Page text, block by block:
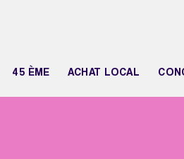
45 ÈME ACHAT LOCAL